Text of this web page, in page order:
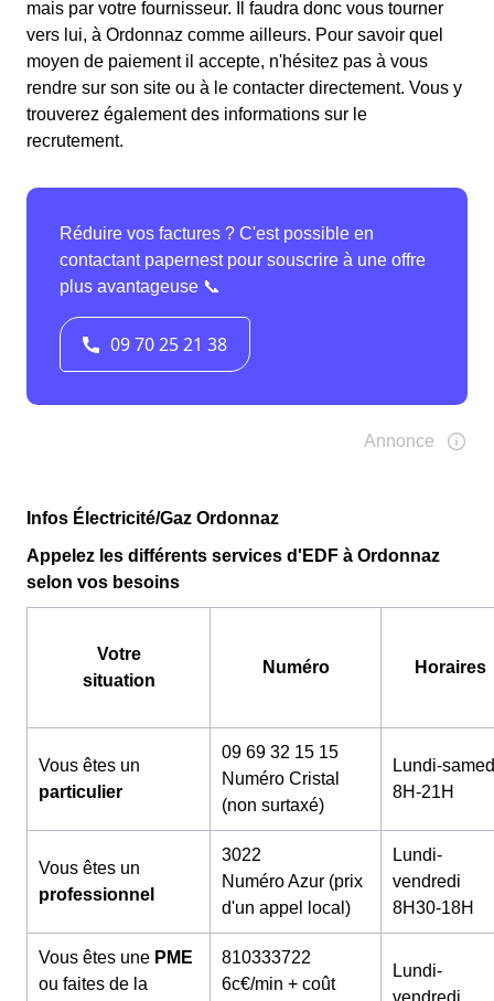
mais par votre fournisseur. Il faudra donc vous tourner
vers lui, à Ordonnaz comme ailleurs. Pour savoir quel
moyen de paiement il accepte, n'hésitez pas à vous
rendre sur son site ou à le contacter directement. Vous y
trouverez également des informations sur le
recrutement.
Infos Électricité/Gaz Ordonnaz
Appelez les différents services d'EDF à Ordonnaz
selon vos besoins
Votre
situation
Numéro Horaires
Vous êtes un
particulier
09 69 32 15 15
Numéro Cristal
(non surtaxé)
Lundi-
8H-21H
Vous êtes un
professionnel
3022
Numéro Azur (prix
d'un appel local)
Lundi-
vendredi
8H30-18H
Vous êtes une PME
ou faites de la
810333722
6c€/min + coût
Lundi-